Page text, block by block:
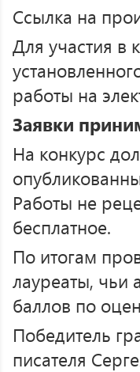
Ссылка на
Для участия в
работы на
Заявки
На конкурс
Работы не
бесплатное.
По итогам
лауреаты, чьи
баллов по
Победитель
писателя